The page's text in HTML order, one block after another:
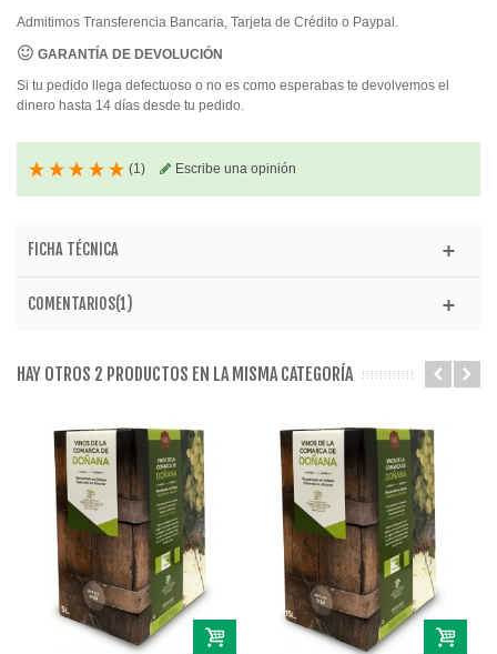
Admitimos Transferencia Bancaria, Tarjeta de Crédito o Paypal.
GARANTÍA DE DEVOLUCIÓN
Si tu pedido llega defectuoso o no es como esperabas te devolvemos el
dinero hasta 14 días desde tu pedido.
(1 ) Escribe una opinión
FICHA TÉCNICA
COMENTARIOS(1)
HAY OTROS 2 PRODUCTOS EN LA MISMA CATEGORÍA